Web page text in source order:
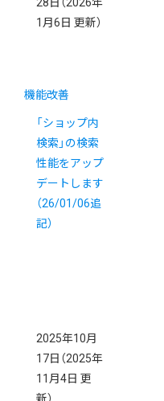
1月6日 更新）
機能改善
「ショップ内
検索」の検索
性能をアップ
デートします
（26/01/06追
記）
2025年10月
17日 （2025年
11月4日 更